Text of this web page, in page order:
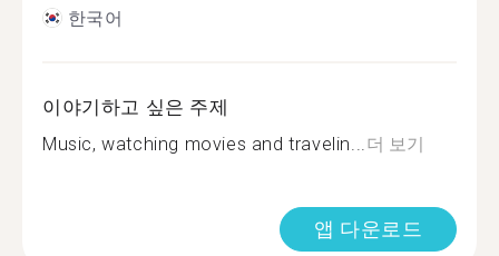
한국어
이야기하고 싶은 주제
Music, watching movies and travelin... 더 보기
앱 다운로드